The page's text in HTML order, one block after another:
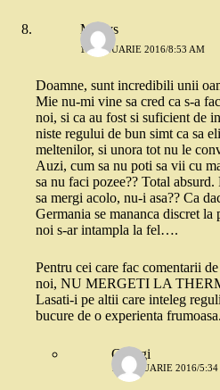
Madys
15 IANUARIE 2016/8:53 AM
Doamne, sunt incredibili unii
Mie nu-mi vine sa cred ca s-a
noi, si ca au fost si suficient de
niste regului de bun simt ca sa
meltenilor, si unora tot nu le
Auzi, cum sa nu poti sa vii cu
sa nu faci pozee?? Total
sa mergi acolo, nu-i asa?? Ca
Germania se mananca discret la
noi s-ar intampla la fel….
Pentru cei care fac comentarii
noi, NU MERGETI LA
Lasati-i pe altii care inteleg
bucure de o experienta frumoasa.
Georgi
16 IANUARIE 2016/